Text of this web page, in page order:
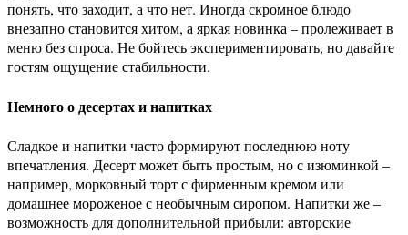
понять, что заходит, а что нет. Иногда скромное блюдо
внезапно становится хитом, а яркая новинка – пролеживает в
меню без спроса. Не бойтесь экспериментировать, но давайте
гостям ощущение стабильности.
Немного о десертах и напитках
Сладкое и напитки часто формируют последнюю ноту
впечатления. Десерт может быть простым, но с изюминкой –
например, морковный торт с фирменным кремом или
домашнее мороженое с необычным сиропом. Напитки же –
возможность для дополнительной прибыли: авторские